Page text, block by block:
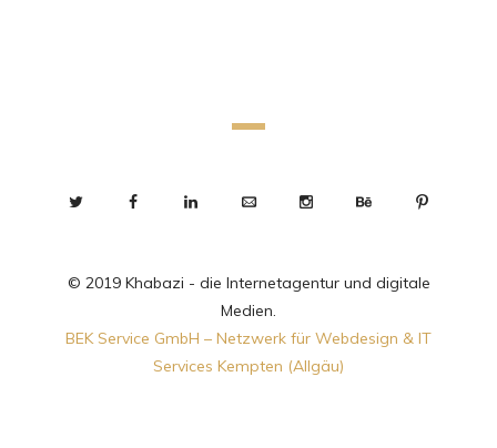
© 2019 Khabazi - die Internetagentur und digitale
Medien.
BEK Service GmbH – Netzwerk für Webdesign & IT
Services Kempten (Allgäu)